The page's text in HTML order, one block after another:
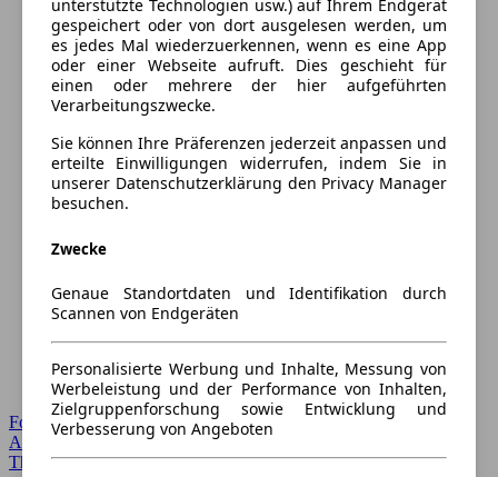
Forum Startseite
Alle Auto-Foren
Themen-Forum
unterstützte Technologien usw.) auf Ihrem Endgerät
gespeichert oder von dort ausgelesen werden, um
es jedes Mal wiederzuerkennen, wenn es eine App
oder einer Webseite aufruft. Dies geschieht für
einen oder mehrere der hier aufgeführten
Verarbeitungszwecke.
Sie können Ihre Präferenzen jederzeit anpassen und
erteilte Einwilligungen widerrufen, indem Sie in
unserer Datenschutzerklärung den Privacy Manager
besuchen.
Zwecke
Genaue Standortdaten und Identifikation durch
Scannen von Endgeräten
Personalisierte Werbung und Inhalte, Messung von
Werbeleistung und der Performance von Inhalten,
Zielgruppenforschung sowie Entwicklung und
Verbesserung von Angeboten